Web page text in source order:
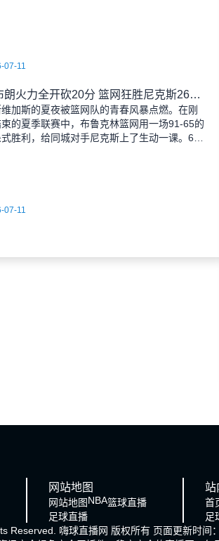
07-11
小布朗火力全开砍20分 篮网狂胜尼克斯26分创夏联最大分差
加斯的夏夜被篮网队的青春风暴点燃。在刚
束的夏季联赛中，布鲁克林篮网用一场91-65的
胜利，给同城对手尼克斯上了生动一课。6号
07-11
网站地图
网站地图NBA篮球直播
足球直播
站
首
足
Reserved. 嗨球直播网 版权所有 页面更新时间